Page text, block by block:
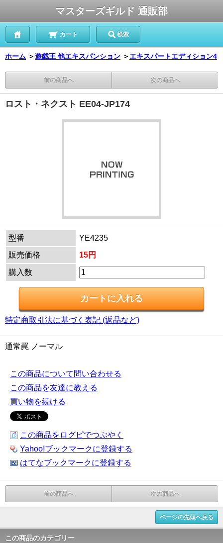
マスターズギルド 通販部
カート 検索
ホーム ＞遊戯王 他エキスパンション ＞ エキスパートエディション4
前の商品へ 次の商品へ
ロスト・ネクスト EE04-JP174
型番
YE4235
販売価格
15円
購入数
特定商取引法に基づく表記 (返品など)
通常罠 ノーマル
この商品について問い合わせる
この商品を友達に教える
買い物を続ける
この商品をログピでつぶやく
Yahoo!ブックマークに登録する
はてなブックマークに登録する
前の商品へ 次の商品へ
ページの先頭へ戻る
この商品のカテゴリー